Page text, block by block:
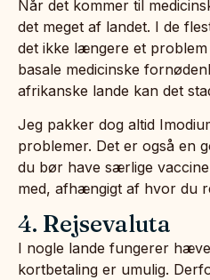
Når det kommer til
det meget af landet. I de
det ikke længere et
basale medicinske
afrikanske lande kan det
Jeg pakker dog altid
problemer. Det er også en
du bør have særlige
med, afhængigt af hvor du
4. Rejsevaluta
I nogle lande fungerer
kortbetaling er umulig.